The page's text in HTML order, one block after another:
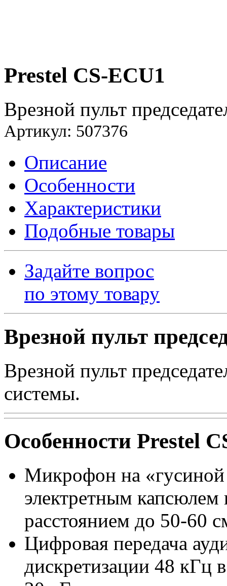
Prestel CS-ECU1
Врезной пульт
Артикул: 507376
Описание
Особенности
Характеристики
Подобные товары
Задайте вопрос
по этому товару
Врезной пульт
Врезной пульт
системы.
Особенности Prestel
Микрофон на
электретным
расстоянием до 50-60
Цифровая передача
дискретизации 48 кГц